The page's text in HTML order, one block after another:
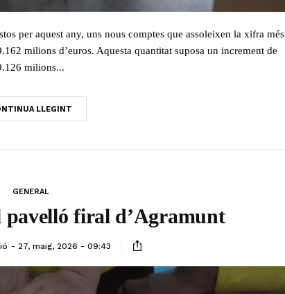
per aquest any, uns nous comptes que assoleixen la xifra més
milions d’euros. Aquesta quantitat suposa un increment de
milions...
LLEGINT
GENERAL
pavelló firal d’Agramunt
27, maig, 2026 - 09:43